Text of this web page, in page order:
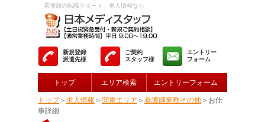
看護師の転職サポート、求人情報なら
新規登録
派遣先様
ご契約
スタッフ様
エントリー
フォーム
トップ エリア検索 エントリーフォーム
トップ＞ 求人情報 ＞ 関東エリア ＞ 看護師業務その他 ＞お仕
事詳細